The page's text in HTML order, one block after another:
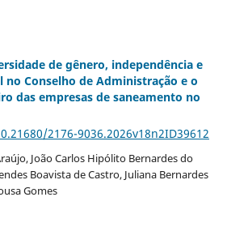
de gênero, independência e
Conselho de Administração e o
das empresas de saneamento no
2176-9036.2026v18n2ID39612
João Carlos Hipólito Bernardes do
Boavista de Castro, Juliana Bernardes
Gomes